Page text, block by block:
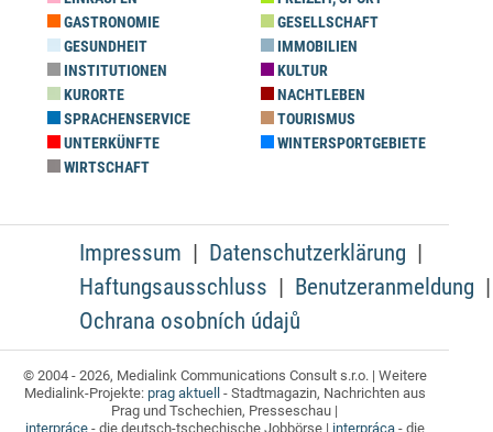
GASTRONOMIE
GESELLSCHAFT
GESUNDHEIT
IMMOBILIEN
INSTITUTIONEN
KULTUR
KURORTE
NACHTLEBEN
SPRACHENSERVICE
TOURISMUS
UNTERKÜNFTE
WINTERSPORTGEBIETE
WIRTSCHAFT
Impressum
Datenschutzerklärung
Haftungsausschluss
Benutzeranmeldung
Ochrana osobních údajů
© 2004 - 2026, Medialink Communications Consult s.r.o. | Weitere
Medialink-Projekte: prag aktuell - Stadtmagazin, Nachrichten aus
Prag und Tschechien, Presseschau |
interpráce- die deutsch-tschechische Jobbörse | interpráca- die